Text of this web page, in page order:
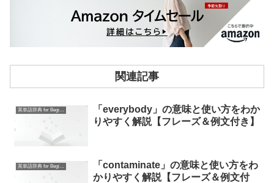
関連記事
英単語辞典 for Beginners
「everybody」の意味と使い方をわか
りやすく解説【フレーズ＆例文付き】
英単語辞典 for Beginners
「contaminate」の意味と使い方をわ
かりやすく解説【フレーズ＆例文付